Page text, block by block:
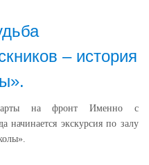
– история
на фронт Именно с
начинается экскурсия по залу